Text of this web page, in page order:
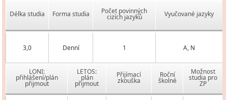
Délka studia Forma studia Počet povinných
cizích jazyků Vyučované jazyky
3,0 Denní 1 A, N
LONI:
přihlášení/plán
přijmout
LETOS:
plán
přijmout
Přijímací
zkouška
Roční
školné
Možnost
studia pro
ZP